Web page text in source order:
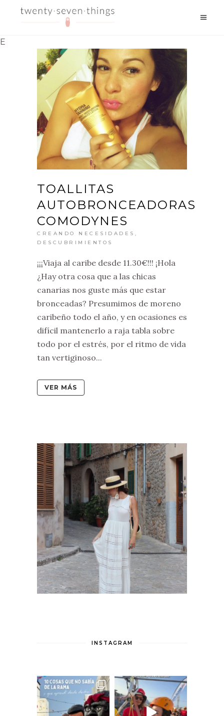
E
TOALLITAS
AUTOBRONCEADORAS
COMODYNES
CREANDO NECESIDADES ,
DESCUBRIMIENTOS
¡¡¡Viaja al caribe desde 11.30€!!! ¡Hola
¿Hay otra cosa que a las chicas
canarias nos guste más que estar
bronceadas? Presumimos de moreno
caribeño todo el año, y en ocasiones es
difícil mantenerlo a raja tabla sobre
todo por el estrés, por el ritmo de vida
tan vertiginoso...
VER MÁS
INSTAGRAM